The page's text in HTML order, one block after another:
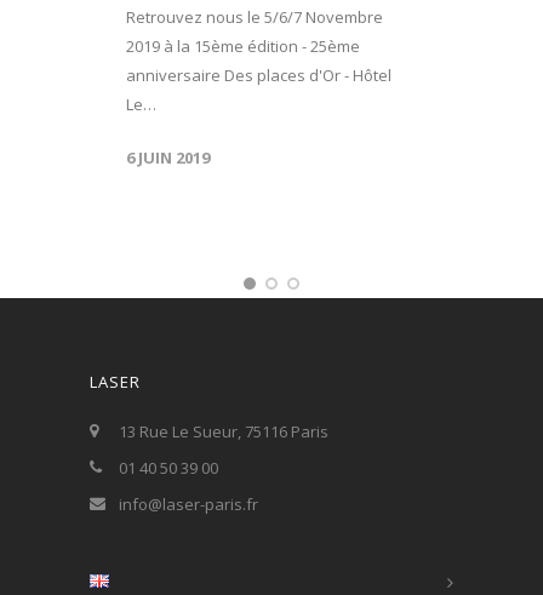
Retrouvez nous le 5/6/7 Novembre
2019 à la 15ème édition - 25ème
anniversaire Des places d'Or - Hôtel
Le…
6 JUIN 2019
LASER
13 Rue Le Sueur, 75116 Paris
01 40 50 39 00
info@laser-paris.fr